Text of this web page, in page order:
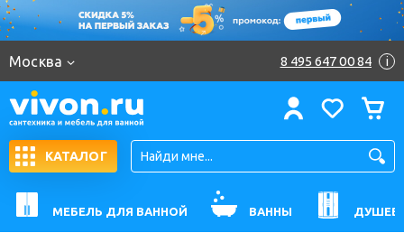
Москва 8 495 647 00 84 i
КАТАЛОГ
МЕБЕЛЬ ДЛЯ ВАННОЙ ВАННЫ